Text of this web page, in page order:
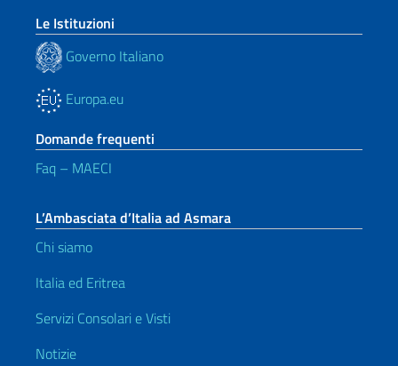
Le Istituzioni
Governo Italiano
Europa.eu
Domande frequenti
Faq – MAECI
L’Ambasciata d’Italia ad Asmara
Chi siamo
Italia ed Eritrea
Servizi Consolari e Visti
Notizie